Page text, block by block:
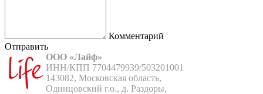
Комментарий
Отправить
ООО «Лайф»
ИНН/КПП 7704479939/503201001
143082, Московская область,
Одинцовский г.о., д. Раздоры,